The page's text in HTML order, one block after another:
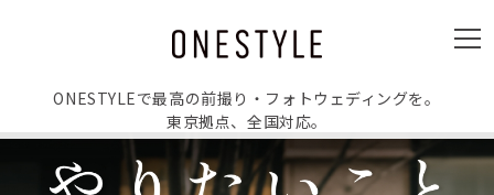
メ
ニ
ー
ONESTYLEで最高の前撮り・フォトウェディングを。
東京拠点、全国対応。